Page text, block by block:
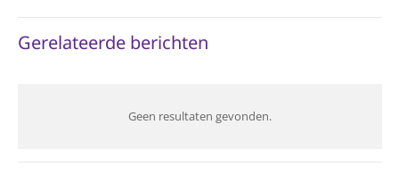
Gerelateerde berichten
Geen resultaten gevonden.